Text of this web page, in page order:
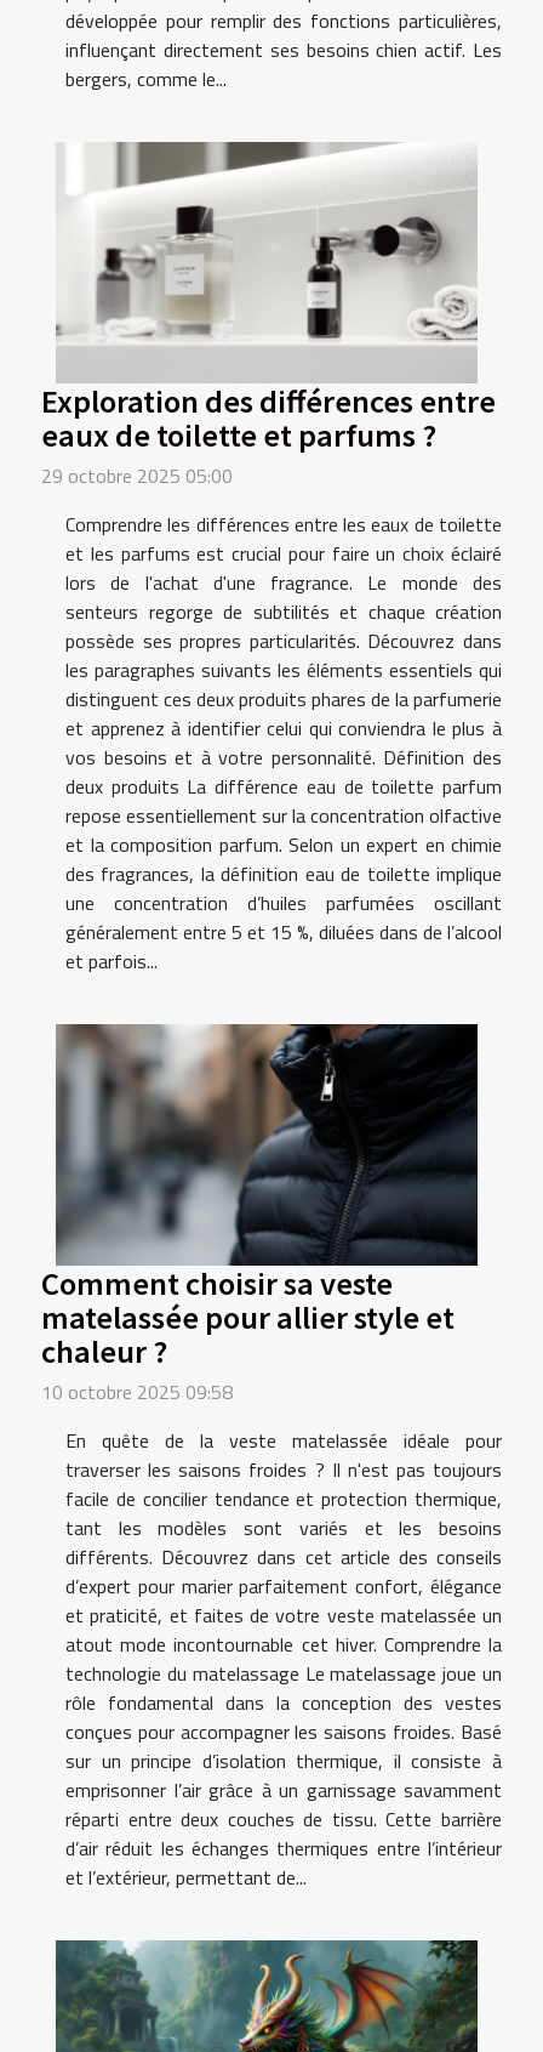
développée pour remplir des fonctions particulières,
influençant directement ses besoins chien actif. Les
bergers, comme le...
Exploration des différences entre
eaux de toilette et parfums ?
29 octobre 2025 05:00
Comprendre les différences entre les eaux de toilette
et les parfums est crucial pour faire un choix éclairé
lors de l'achat d'une fragrance. Le monde des
senteurs regorge de subtilités et chaque création
possède ses propres particularités. Découvrez dans
les paragraphes suivants les éléments essentiels qui
distinguent ces deux produits phares de la parfumerie
et apprenez à identifier celui qui conviendra le plus à
vos besoins et à votre personnalité. Définition des
deux produits La différence eau de toilette parfum
repose essentiellement sur la concentration olfactive
et la composition parfum. Selon un expert en chimie
des fragrances, la définition eau de toilette implique
une concentration d’huiles parfumées oscillant
généralement entre 5 et 15 %, diluées dans de l’alcool
et parfois...
Comment choisir sa veste
matelassée pour allier style et
chaleur ?
10 octobre 2025 09:58
En quête de la veste matelassée idéale pour
traverser les saisons froides ? Il n'est pas toujours
facile de concilier tendance et protection thermique,
tant les modèles sont variés et les besoins
différents. Découvrez dans cet article des conseils
d’expert pour marier parfaitement confort, élégance
et praticité, et faites de votre veste matelassée un
atout mode incontournable cet hiver. Comprendre la
technologie du matelassage Le matelassage joue un
rôle fondamental dans la conception des vestes
conçues pour accompagner les saisons froides. Basé
sur un principe d’isolation thermique, il consiste à
emprisonner l’air grâce à un garnissage savamment
réparti entre deux couches de tissu. Cette barrière
d’air réduit les échanges thermiques entre l’intérieur
et l’extérieur, permettant de...